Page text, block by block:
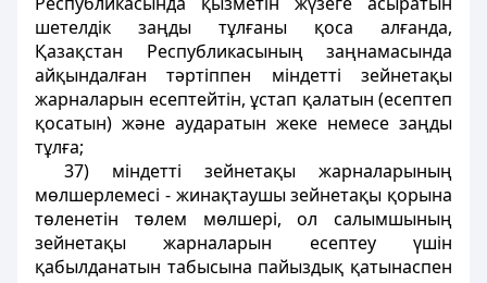
шетелдiк заңды тұлғаны қоса алғанда,
Қазақстан Республикасының заңнамасында
айқындалған тәртiппен мiндеттi зейнетақы
жарналарын есептейтін, ұстап қалатын (есептеп
қосатын) және аударатын жеке немесе заңды
тұлға;
37) мiндеттi зейнетақы жарналарының
мөлшерлемесі - жинақтаушы зейнетақы қорына
төленетін төлем мөлшерi, ол салымшының
зейнетақы жарналарын есептеу үшiн
қабылданатын табысына пайыздық қатынаспен